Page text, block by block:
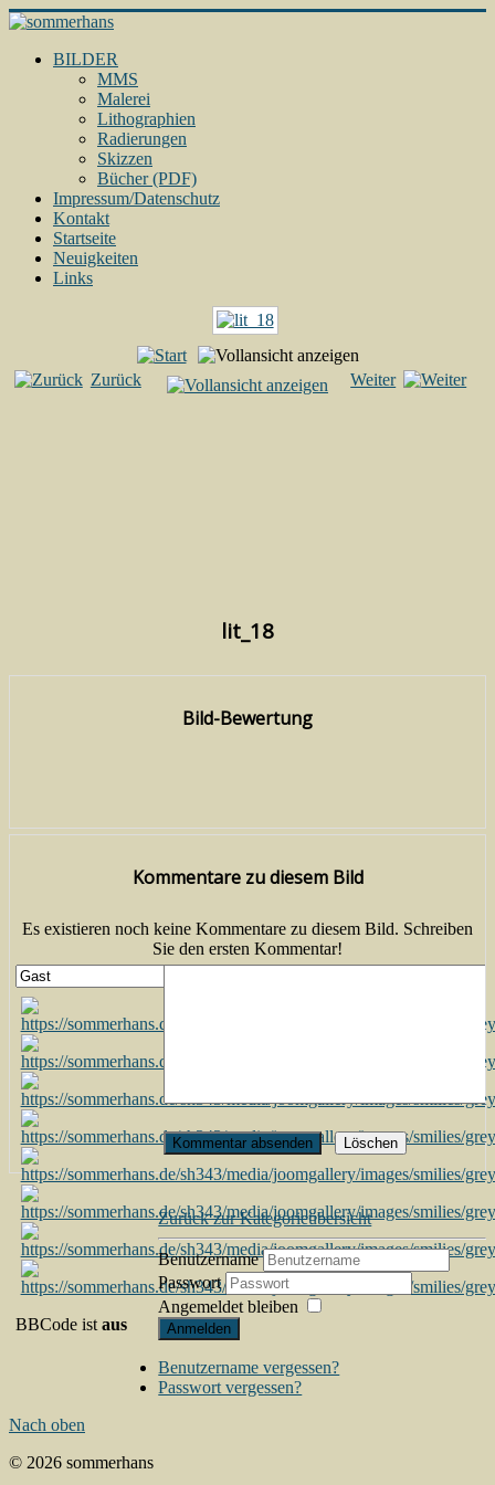
BILDER
MMS
Malerei
Lithographien
Radierungen
Skizzen
Bücher (PDF)
Impressum/Datenschutz
Kontakt
Startseite
Neuigkeiten
Links
Zurück Weiter
lit_18
Bild-Bewertung
Kommentare zu diesem Bild
Es existieren noch keine Kommentare zu diesem Bild. Schreiben
Sie den ersten Kommentar!
BBCode ist aus
Zurück zur Kategorieübersicht
Benutzername
Passwort
Angemeldet bleiben
Anmelden
Benutzername vergessen?
Passwort vergessen?
Nach oben
© 2026 sommerhans